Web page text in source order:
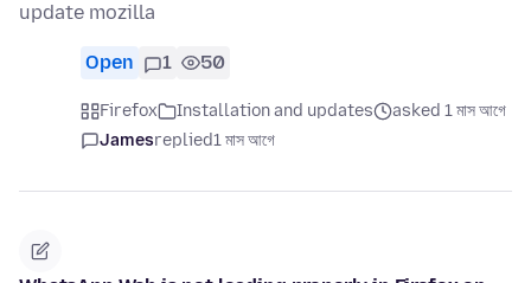
update mozilla
Open 1 50
Firefox Installation and updates
asked 1 মাস আগে
Jamesreplied1 মাস আগে